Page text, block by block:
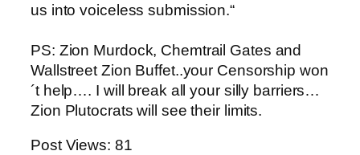
us into voiceless submission.“
PS: Zion Murdock, Chemtrail Gates and
Wallstreet Zion Buffet..your Censorship won
´t help…. I will break all your silly barriers…
Zion Plutocrats will see their limits.
Post Views: 81